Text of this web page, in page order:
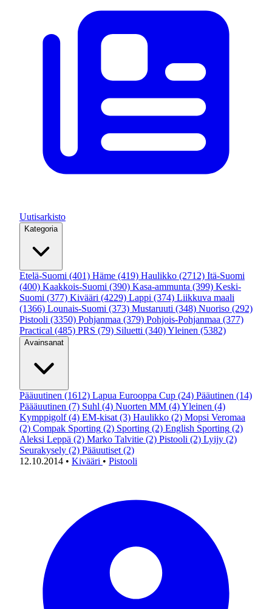
Uutisarkisto
Kategoria
Etelä-Suomi (401) Häme (419) Haulikko (2712) Itä-Suomi
(400) Kaakkois-Suomi (390) Kasa-ammunta (399) Keski-
Suomi (377) Kivääri (4229) Lappi (374) Liikkuva maali
(1366) Lounais-Suomi (373) Mustaruuti (348) Nuoriso (292)
Pistooli (3350) Pohjanmaa (379) Pohjois-Pohjanmaa (377)
Practical (485) PRS (79) Siluetti (340)Yleinen (5382)
Avainsanat
Pääuutinen (1612) Lapua Eurooppa Cup (24) Pääutinen (14)
Päääuutinen (7) Suhl (4) Nuorten MM (4)Yleinen (4)
Kymppigolf (4) EM-kisat (3) Haulikko (2) Mopsi Veromaa
(2) Compak Sporting (2) Sporting (2) English Sporting (2)
Aleksi Leppä (2) Marko Talvitie (2) Pistooli (2) Lyijy (2)
Seurakysely (2) Pääuutiset (2)
12.10.2014 • Kivääri • Pistooli